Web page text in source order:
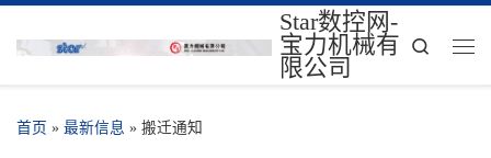
Star数控网-
宝力机械有
限公司
Search
首页 » 最新信息 » 搬迁通知